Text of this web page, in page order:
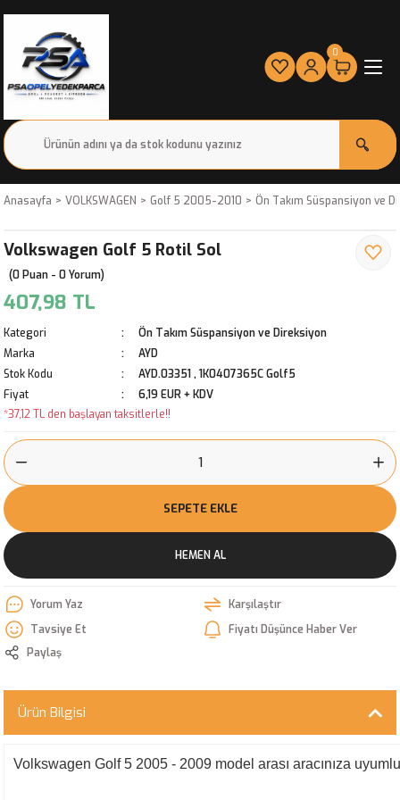
0
Anasayfa VOLKSWAGEN Golf 5 2005-2010 Ön Takım Süspansiyon ve
Volkswagen Golf 5 Rotil Sol
(0 Puan - 0 Yorum)
407,98 TL
Kategori
Ön Takım Süspansiyon ve Direksiyon
Marka
AYD
Stok Kodu
AYD.03351 , 1K0407365C Golf5
Fiyat
6,19 EUR + KDV
*37,12 TL den başlayan taksitlerle!!
SEPETE EKLE
HEMEN AL
Yorum Yaz
Karşılaştır
Tavsiye Et
Fiyatı Düşünce Haber Ver
Paylaş
Ürün Bilgisi
Volkswagen Golf 5 2005 - 2009 model arası aracınıza